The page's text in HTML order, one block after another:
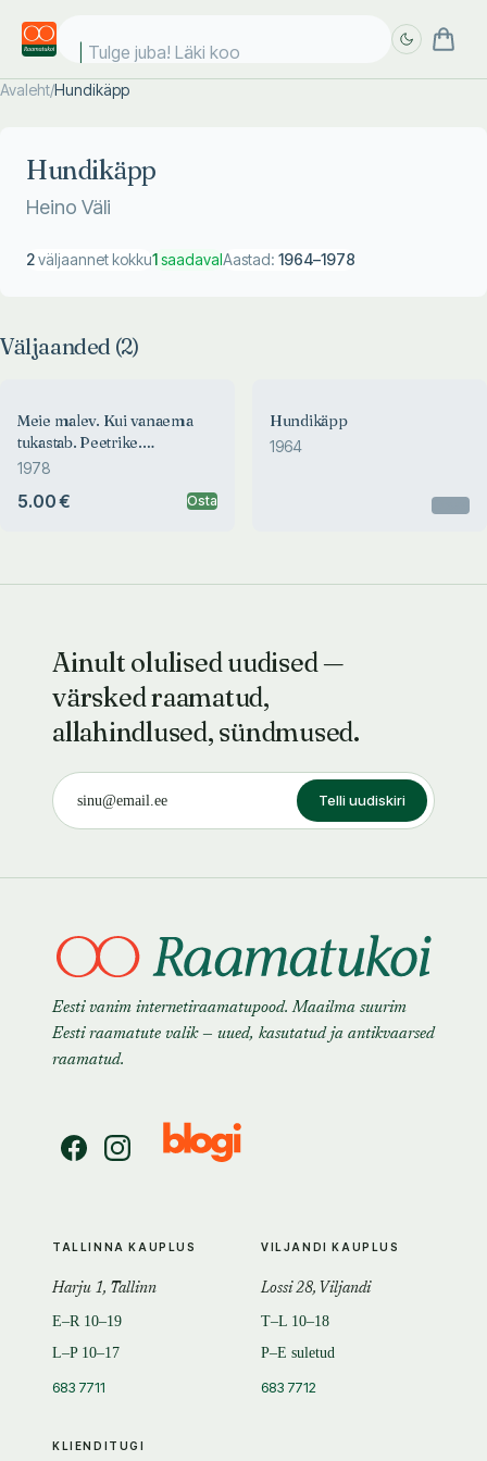
Tulge juba! Läki kool
Avaleht/Hundikäpp
Hundikäpp
Heino Väli
2väljaannet kokku1saadavalAastad: 1964–1978
Väljaanded (2)
Meie malev. Kui vanaema
tukastab. Peetrike.
Kuukaraadža lugu. Väike
Silver Ükssilm, Felslandi
1978
5.00 € Osta
Hundikäpp
1964
Ainult olulised uudised —
värsked raamatud,
allahindlused, sündmused.
Telli uudiskiri
Eesti vanim internetiraamatupood. Maailma suurim
Eesti raamatute valik — uued, kasutatud ja antikvaarsed
raamatud.
KLIENDITUGI
TALLINNA KAUPLUS
Harju 1, Tallinn
E–R 10–19
L–P 10–17
683 7711
VILJANDI KAUPLUS
Lossi 28, Viljandi
T–L 10–18
P–E suletud
683 7712